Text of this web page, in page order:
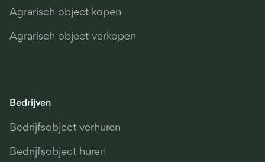
Agrarisch object kopen
Agrarisch object verkopen
Bedrijven
Bedrijfsobject verhuren
Bedrijfsobject huren